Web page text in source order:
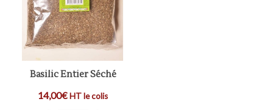
Basilic Entier Séché
14,00€HT le colis